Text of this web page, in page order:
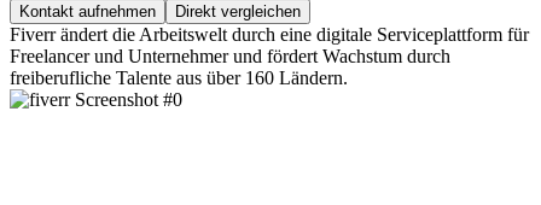
Kontakt aufnehmen Direkt vergleichen
Fiverr ändert die Arbeitswelt durch eine digitale Serviceplattform für
Freelancer und Unternehmer und fördert Wachstum durch
freiberufliche Talente aus über 160 Ländern.